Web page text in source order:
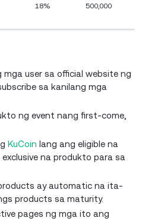
18% 500,000
user sa official website ng
sa kanilang mga
ng event nang first-come,
KuCoin lang ang eligible na
na produkto para sa
ay automatic na ita-
products sa maturity.
pages ng mga ito ang